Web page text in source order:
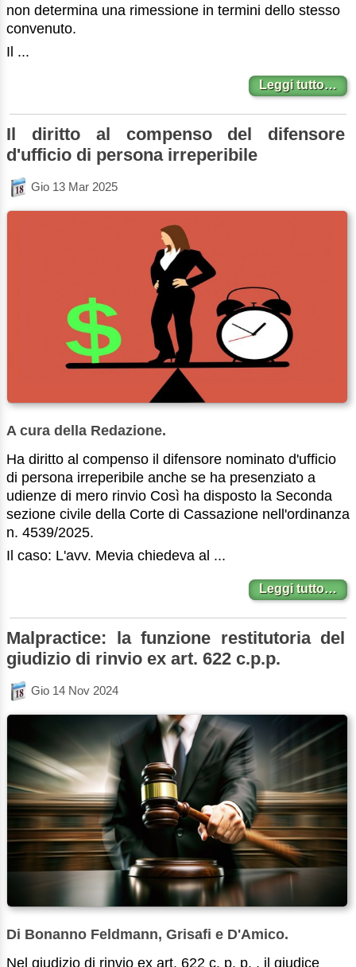
non determina una rimessione in termini dello stesso
convenuto.
Il ...
Leggi tutto…
Il diritto al compenso del difensore
d'ufficio di persona irreperibile
Gio 13 Mar 2025
A cura della Redazione.
Ha diritto al compenso il difensore nominato d'ufficio
di persona irreperibile anche se ha presenziato a
udienze di mero rinvio Così ha disposto la Seconda
sezione civile della Corte di Cassazione nell'ordinanza
n. 4539/2025.
Il caso: L'avv. Mevia chiedeva al ...
Leggi tutto…
Malpractice: la funzione restitutoria del
giudizio di rinvio ex art. 622 c.p.p.
Gio 14 Nov 2024
Di Bonanno Feldmann, Grisafi e D'Amico.
Nel giudizio di rinvio ex art. 622 c. p. p. , il giudice